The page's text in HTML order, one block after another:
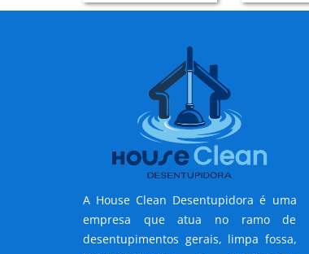
A House Clean Desentupidora é uma
empresa que atua no ramo de
desentupimentos gerais, limpa fossa,